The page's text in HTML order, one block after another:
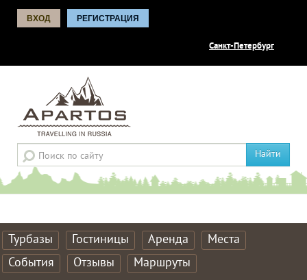
ВХОД РЕГИСТРАЦИЯ
Санкт-Петербург
Найти
Турбазы Гостиницы Аренда
Места
События
Отзывы Маршруты